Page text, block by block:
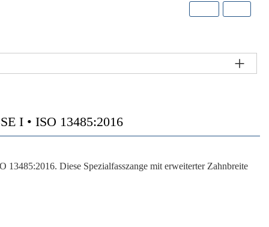
I • ISO 13485:2016
Diese Spezialfasszange mit erweiterter Zahnbreite